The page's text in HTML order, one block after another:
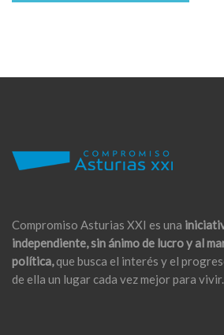
Compromiso Asturias XXI es una
independiente, sin ánimo de lucro y al
política,que busca el interés y el
de ella un lugar cada vez mejor para vivir.